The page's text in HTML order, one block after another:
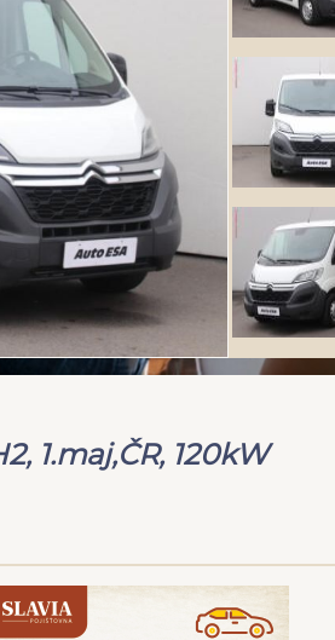
1.maj,ČR, 120kW